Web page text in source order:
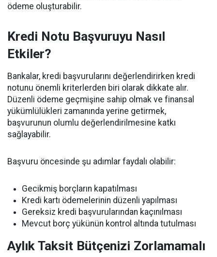
ödeme oluşturabilir.
Kredi Notu Başvuruyu Nasıl
Etkiler?
Bankalar, kredi başvurularını değerlendirirken kredi
notunu önemli kriterlerden biri olarak dikkate alır.
Düzenli ödeme geçmişine sahip olmak ve finansal
yükümlülükleri zamanında yerine getirmek,
başvurunun olumlu değerlendirilmesine katkı
sağlayabilir.
Başvuru öncesinde şu adımlar faydalı olabilir:
Gecikmiş borçların kapatılması
Kredi kartı ödemelerinin düzenli yapılması
Gereksiz kredi başvurularından kaçınılması
Mevcut borç yükünün kontrol altında tutulması
Aylık Taksit Bütçenizi Zorlamamalı